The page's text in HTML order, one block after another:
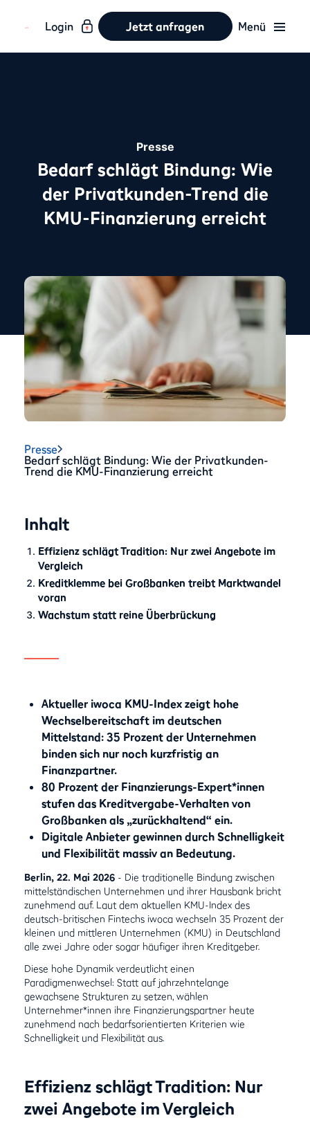
Login Jetzt anfragen Menü
Presse
Bedarf schlägt Bindung: Wie
der Privatkunden-Trend die
KMU-Finanzierung erreicht
Presse
Bedarf schlägt Bindung: Wie der Privatkunden-
Trend die KMU-Finanzierung erreicht
Inhalt
Effizienz schlägt Tradition: Nur zwei Angebote im
Vergleich
Kreditklemme bei Großbanken treibt Marktwandel
voran
Wachstum statt reine Überbrückung
Aktueller iwoca KMU-Index zeigt hohe
Wechselbereitschaft im deutschen
Mittelstand: 35 Prozent der Unternehmen
binden sich nur noch kurzfristig an
Finanzpartner.
80 Prozent der Finanzierungs-Expert*innen
stufen das Kreditvergabe-Verhalten von
Großbanken als „zurückhaltend“ ein.
Digitale Anbieter gewinnen durch Schnelligkeit
und Flexibilität massiv an Bedeutung.
Berlin, 22. Mai 2026 - Die traditionelle Bindung zwischen
mittelständischen Unternehmen und ihrer Hausbank bricht
zunehmend auf. Laut dem aktuellen KMU-Index des
deutsch-britischen Fintechs iwoca wechseln 35 Prozent der
kleinen und mittleren Unternehmen (KMU) in Deutschland
alle zwei Jahre oder sogar häufiger ihren Kreditgeber.
Diese hohe Dynamik verdeutlicht einen
Paradigmenwechsel: Statt auf jahrzehntelange
gewachsene Strukturen zu setzen, wählen
Unternehmer*innen ihre Finanzierungspartner heute
zunehmend nach bedarfsorientierten Kriterien wie
Schnelligkeit und Flexibilität aus.
Effizienz schlägt Tradition: Nur
zwei Angebote im Vergleich